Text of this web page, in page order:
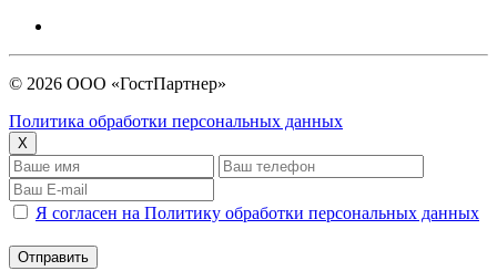
© 2026 ООО «ГостПартнер»
Политика обработки персональных данных
X
Я согласен на Политику обработки персональных данных